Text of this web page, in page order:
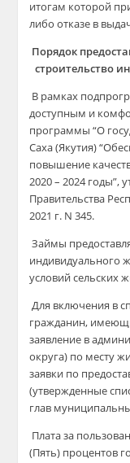
итогам которой
либо отказе в
Порядок
строительство
В рамках
доступным и
программы “О
Саха (Якутия)
повышение
2020 – 2024 годы”,
Правительства
2021 г. N 345.
Займы
индивидуального
условий сельских
Для включения в
гражданин,
заявление в
округа) по месту
заявки по
(утвержденные
глав
Плата за
(Пять) процентов